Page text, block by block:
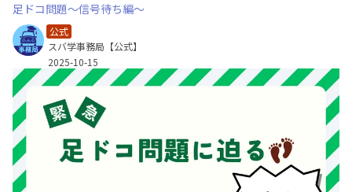
足ドコ問題～信号待ち編～
公式
スバ学事務局【公式】
2025-10-15